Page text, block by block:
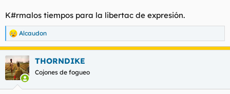
K#rmalos tiempos para la libertac de expresión.
R
e
a
c
c
i
Alcaudon
THORNDIKE
Cojones de fogueo